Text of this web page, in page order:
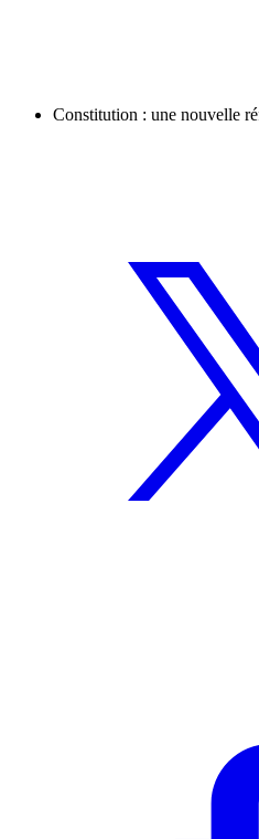
Constitution : une nouvelle